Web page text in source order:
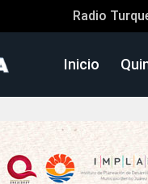
Radio
Inicio